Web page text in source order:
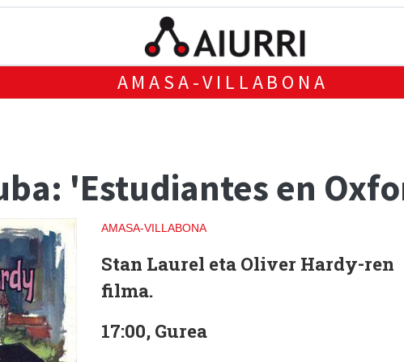
AMASA-VILLABONA
'Estudiantes en
AMASA-VILLABONA
Stan Laurel eta Oliver Hardy-ren
filma.
17:00, Gurea